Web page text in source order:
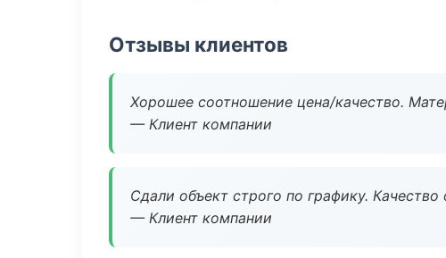
Отзывы клиентов
Хорошее соотношение цена/качество.
— Клиент компании
Сдали объект строго по графику.
— Клиент компании